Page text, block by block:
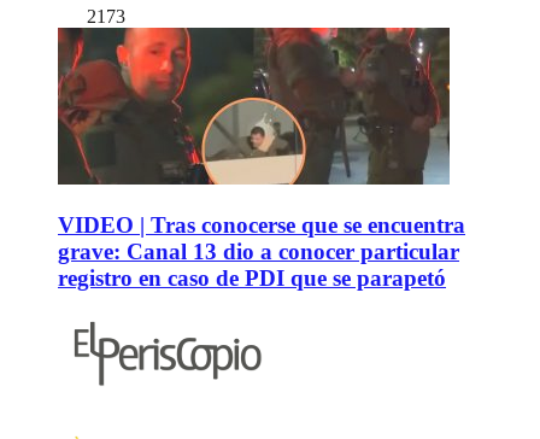
2173
VIDEO | Tras conocerse que se encuentra
grave: Canal 13 dio a conocer particular
registro en caso de PDI que se parapetó